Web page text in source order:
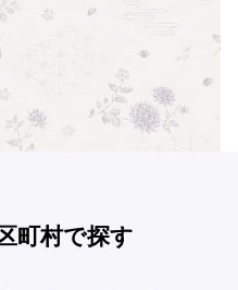
町村で探す